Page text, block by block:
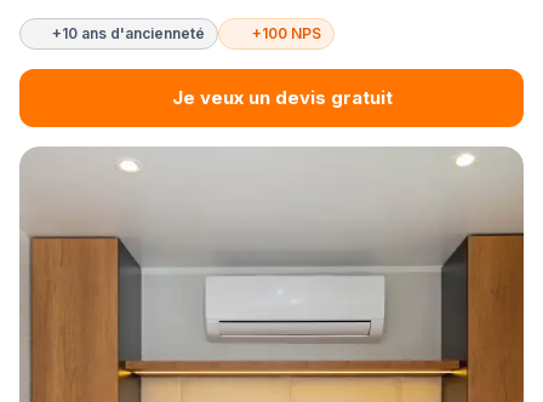
+10 ans d'ancienneté +100 NPS
Je veux un devis gratuit